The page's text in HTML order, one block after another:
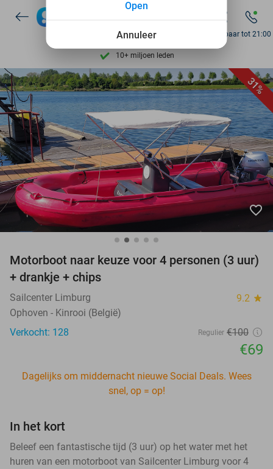
10+ miljoen leden
9,4 op basis van206.274 reviews
Ontdek 15.000+ deals
7 dagen per week beschikbaar
10+ miljoen leden
Bereikbaar tot 21:00
31%
favorite_border
Motorboot naar keuze voor 4 personen (3 uur)
+ drankje + chips
Sailcenter Limburg 9.2 star
Ophoven - Kinrooi (België)
Verkocht: 128
Regulier €100
€69
Dagelijks om middernacht nieuwe Social Deals. Wees
snel, op = op!
In het kort
Beleef een fantastische tijd (3 uur) op het water met het
huren van een motorboot van Sailcenter Limburg voor 4
Annuleer
Open